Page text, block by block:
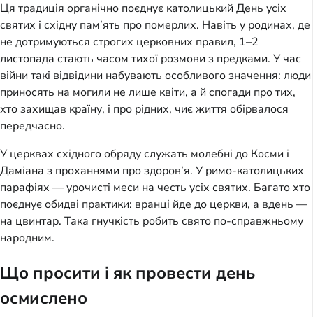
Ця традиція органічно поєднує католицький День усіх
святих і східну пам’ять про померлих. Навіть у родинах, де
не дотримуються строгих церковних правил, 1–2
листопада стають часом тихої розмови з предками. У час
війни такі відвідини набувають особливого значення: люди
приносять на могили не лише квіти, а й спогади про тих,
хто захищав країну, і про рідних, чиє життя обірвалося
передчасно.
У церквах східного обряду служать молебні до Косми і
Даміана з проханнями про здоров’я. У римо-католицьких
парафіях — урочисті меси на честь усіх святих. Багато хто
поєднує обидві практики: вранці йде до церкви, а вдень —
на цвинтар. Така гнучкість робить свято по-справжньому
народним.
Що просити і як провести день
осмислено